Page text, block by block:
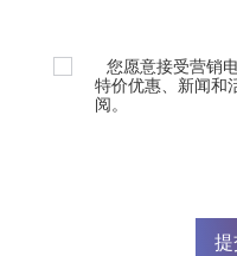
您愿意接受营销
特价优惠、新闻和
阅。